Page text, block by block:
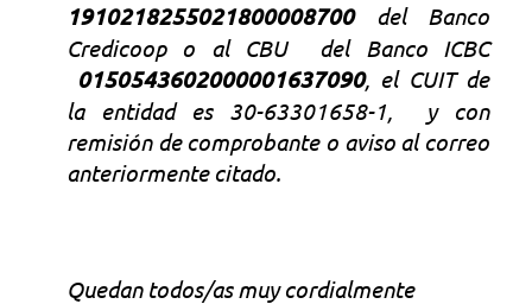
1910218255021800008700del Banco
Credicoop o al CBU del Banco ICBC
0150543602000001637090, el CUIT de
la entidad es 30-63301658-1, y con
remisión de comprobante o aviso al correo
anteriormente citado.
Quedan todos/as muy cordialmente